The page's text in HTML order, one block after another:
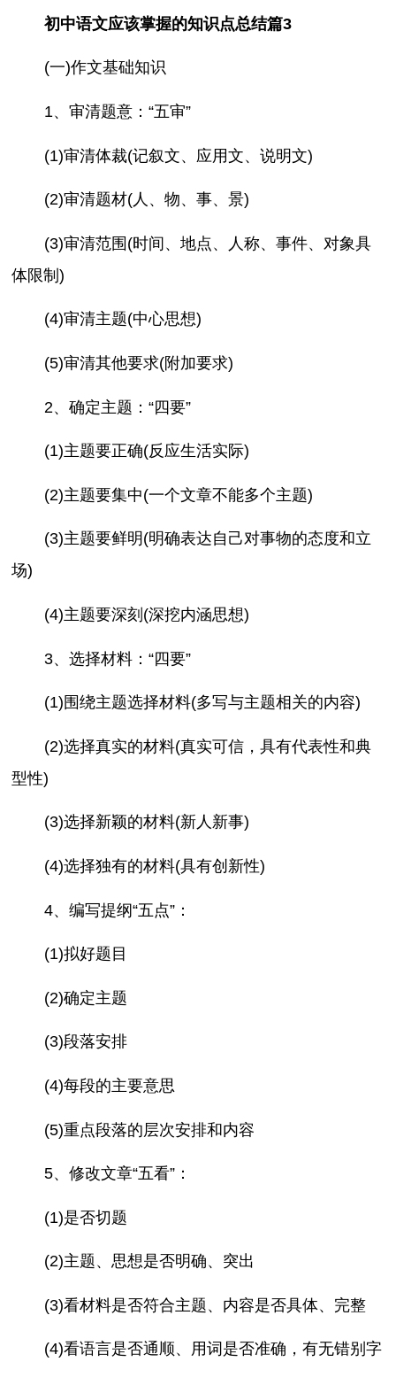
初中语文应该掌握的知识点总结篇3
(一)作文基础知识
1、审清题意：“五审”
(1)审清体裁(记叙文、应用文、说明文)
(2)审清题材(人、物、事、景)
(3)审清范围(时间、地点、人称、事件、对象具
体限制)
(4)审清主题(中心思想)
(5)审清其他要求(附加要求)
2、确定主题：“四要”
(1)主题要正确(反应生活实际)
(2)主题要集中(一个文章不能多个主题)
(3)主题要鲜明(明确表达自己对事物的态度和立
场)
(4)主题要深刻(深挖内涵思想)
3、选择材料：“四要”
(1)围绕主题选择材料(多写与主题相关的内容)
(2)选择真实的材料(真实可信，具有代表性和典
型性)
(3)选择新颖的材料(新人新事)
(4)选择独有的材料(具有创新性)
4、编写提纲“五点”：
(1)拟好题目
(2)确定主题
(3)段落安排
(4)每段的主要意思
(5)重点段落的层次安排和内容
5、修改文章“五看”：
(1)是否切题
(2)主题、思想是否明确、突出
(3)看材料是否符合主题、内容是否具体、完整
(4)看语言是否通顺、用词是否准确，有无错别字